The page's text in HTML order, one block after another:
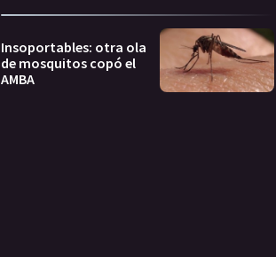
Insoportables: otra ola
de mosquitos copó el
AMBA